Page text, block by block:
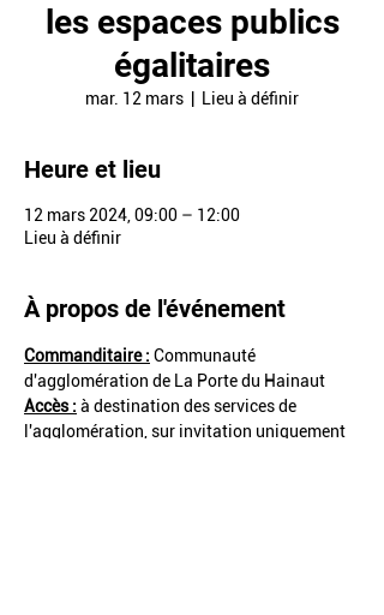
les espaces publics
égalitaires
mar. 12 mars Lieu à définir
Heure et lieu
12 mars 2024, 09:00 – 12:00
Lieu à définir
À propos de l'événement
Commanditaire : Communauté
d'agglomération de La Porte du Hainaut
Accès : à destination des services de
l'agglomération, sur invitation uniquement